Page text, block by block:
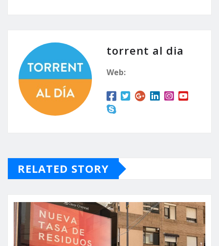
torrent al dia
Web:
RELATED STORY